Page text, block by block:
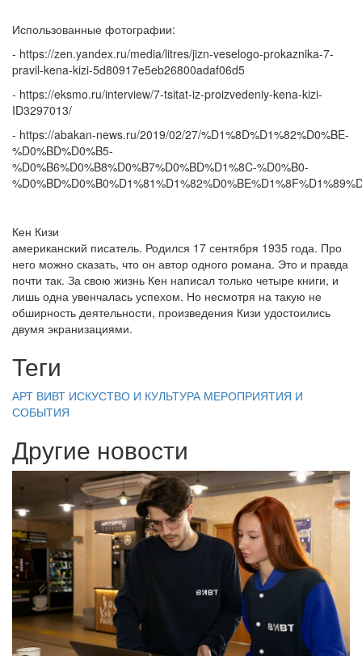
Использованные фотографии:
- https://zen.yandex.ru/media/litres/jizn-veselogo-prokaznika-7-
pravil-kena-kizi-5d80917e5eb26800adaf06d5
- https://eksmo.ru/interview/7-tsitat-iz-proizvedeniy-kena-kizi-
ID3297013/
- https://abakan-news.ru/2019/02/27/%D1%8D%D1%82%D0%BE-
%D0%BD%D0%B5-
%D0%B6%D0%B8%D0%B7%D0%BD%D1%8C-%D0%B0-
Кен Кизи
американский писатель. Родился 17 сентября 1935 года. Про
него можно сказать, что он автор одного романа. Это и правда
почти так. За свою жизнь Кен написал только четыре книги, и
лишь одна увенчалась успехом. Но несмотря на такую не
обширность деятельности, произведения Кизи удостоились
двумя экранизациями.
Теги
АРТ ВИВТ ИСКУСТВО И КУЛЬТУРА МЕРОПРИЯТИЯ И
СОБЫТИЯ
Другие новости